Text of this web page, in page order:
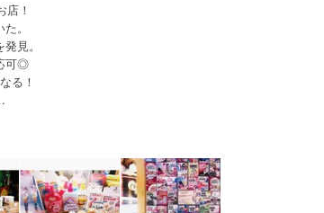
店！
。
見。
可◎
る！